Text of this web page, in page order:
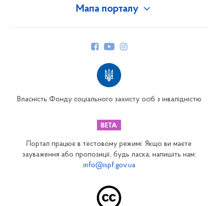
Мапа порталу
Закарпатське відділення
Запорізьке відділення
Власність Фонду соціального захисту осіб з інвалідністю
Портал працює в тестовому режимі. Якщо ви маєте
зауваження або пропозиції, будь ласка, напишіть нам:
info@ispf.gov.ua